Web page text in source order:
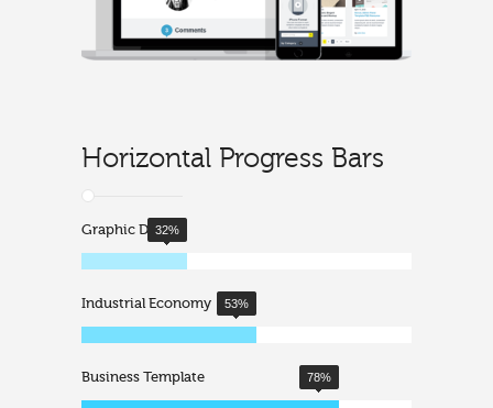
Horizontal Progress Bars
Graphic Design
32%
Industrial Economy 53%
Business Template 78%